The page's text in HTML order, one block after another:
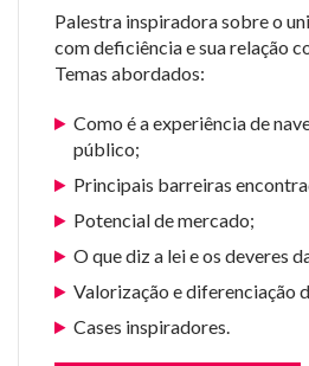
Palestra inspiradora sobre o
com deficiência e sua relação
Temas abordados:
Como é a experiência de
público;
Principais barreiras
Potencial de mercado;
O que diz a lei e os deveres
Valorização e diferenciação
Cases inspiradores.